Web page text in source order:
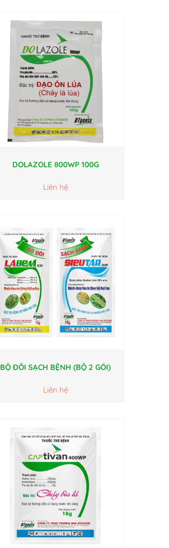
DOLAZOLE 800WP 100G
Liên hệ
BỘ ĐÔI SẠCH BỆNH (BỘ 2 GÓI)
Liên hệ